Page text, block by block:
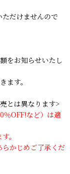
だけませんので
をお知らせいたし
ます。
とは異なります>
OFF!など）は適
。
かじめご了承くだ